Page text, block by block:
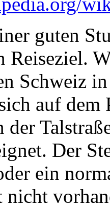
guten
Reiseziel.
Schweiz
auf dem
der
Der
ein
nicht